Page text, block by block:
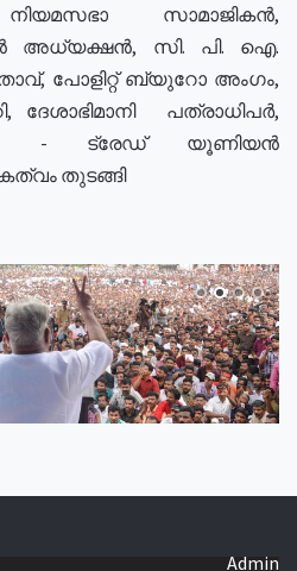
സാമാജികൻ,
അധ്യക്ഷൻ, സി. പി. ഐ.
പോളിറ്റ് ബ്യുറോ അംഗം,
പത്രാധിപർ,
- ട്രേഡ് യൂണിയൻ
തുടങ്ങി
Admin